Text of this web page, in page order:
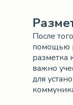
После
помощью
разметка
важно
для